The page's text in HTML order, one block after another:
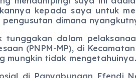
kepada saya untuk
pengusutan dimana
tunggakan dalam
(PNPM-MP), di
mungkin tidak mengetahuinya.
di Panyabungan Efendi